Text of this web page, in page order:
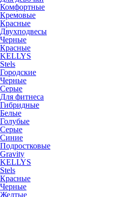
Комфортные
Кремовые
Красные
Двухподвесы
Черные
Красные
KELLYS
Stels
Городские
Черные
Серые
Для фитнеса
Гибридные
Белые
Голубые
Серые
Синие
Подростковые
Gravity
KELLYS
Stels
Красные
Черные
Желтые